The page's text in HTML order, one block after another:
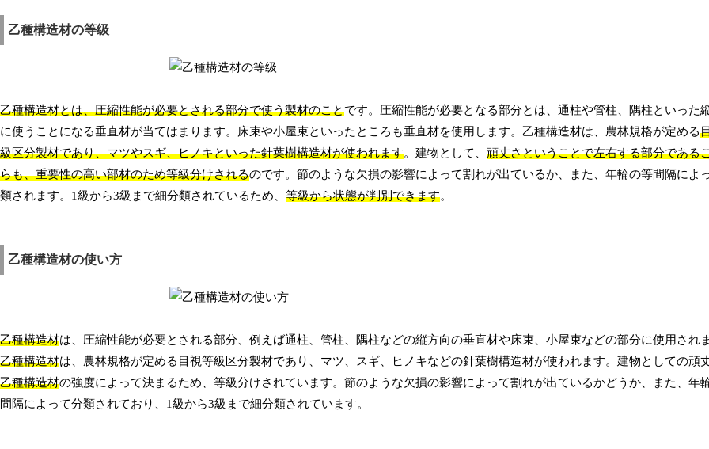
乙種構造材の等级
乙種構造材とは、圧縮性能が必要とされる部分で使う製材のことです。圧縮性能が必要となる部分とは、通柱や管柱、隅柱といった
に使うことになる垂直材が当てはまります。床束や小屋束といったところも垂直材を使用します。乙種構造材は、農林規格が定める
級区分製材であり、マツやスギ、ヒノキといった針葉樹構造材が使われます。建物として、 頑丈さということで左右する部分である
らも、重要性の高い部材のため等級分けされるのです。節のような欠損の影響によって割れが出ているか、また、年輪の等間隔によ
類されます。1級から3級まで細分類されているため、 等級から状態が判別できます。
乙種構造材の使い方
乙種構造材は、圧縮性能が必要とされる部分、例えば通柱、管柱、隅柱などの縦方向の垂直材や床束、小屋束などの部分に使用され
乙種構造材は、農林規格が定める目視等級区分製材であり、マツ、スギ、ヒノキなどの針葉樹構造材が使われます。建物としての頑
乙種構造材の強度によって決まるため、等級分けされています。節のような欠損の影響によって割れが出ているかどうか、また、年
間隔によって分類されており、1級から3級まで細分類されています。